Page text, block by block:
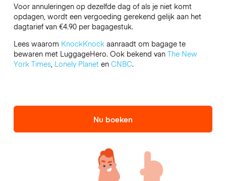
Voor annuleringen op dezelfde dag of als je niet komt
opdagen, wordt een vergoeding gerekend gelijk aan het
dagtarief van €4.90 per bagagestuk.
Lees waarom KnockKnockaanraadt om bagage te
bewaren met LuggageHero. Ook bekend van The New
York Times, Lonely Planeten CNBC.
Nu boeken